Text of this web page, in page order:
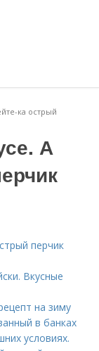
ка острый
А
перчик
Вкусные
на зиму
в банках
условиях.